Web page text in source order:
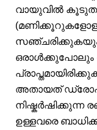
വായുവിൽ
ഒരാൾക്കുപോലും
അതായത്
നിഷ്കർഷിക്കുന്ന
ഉള്ളവരെ